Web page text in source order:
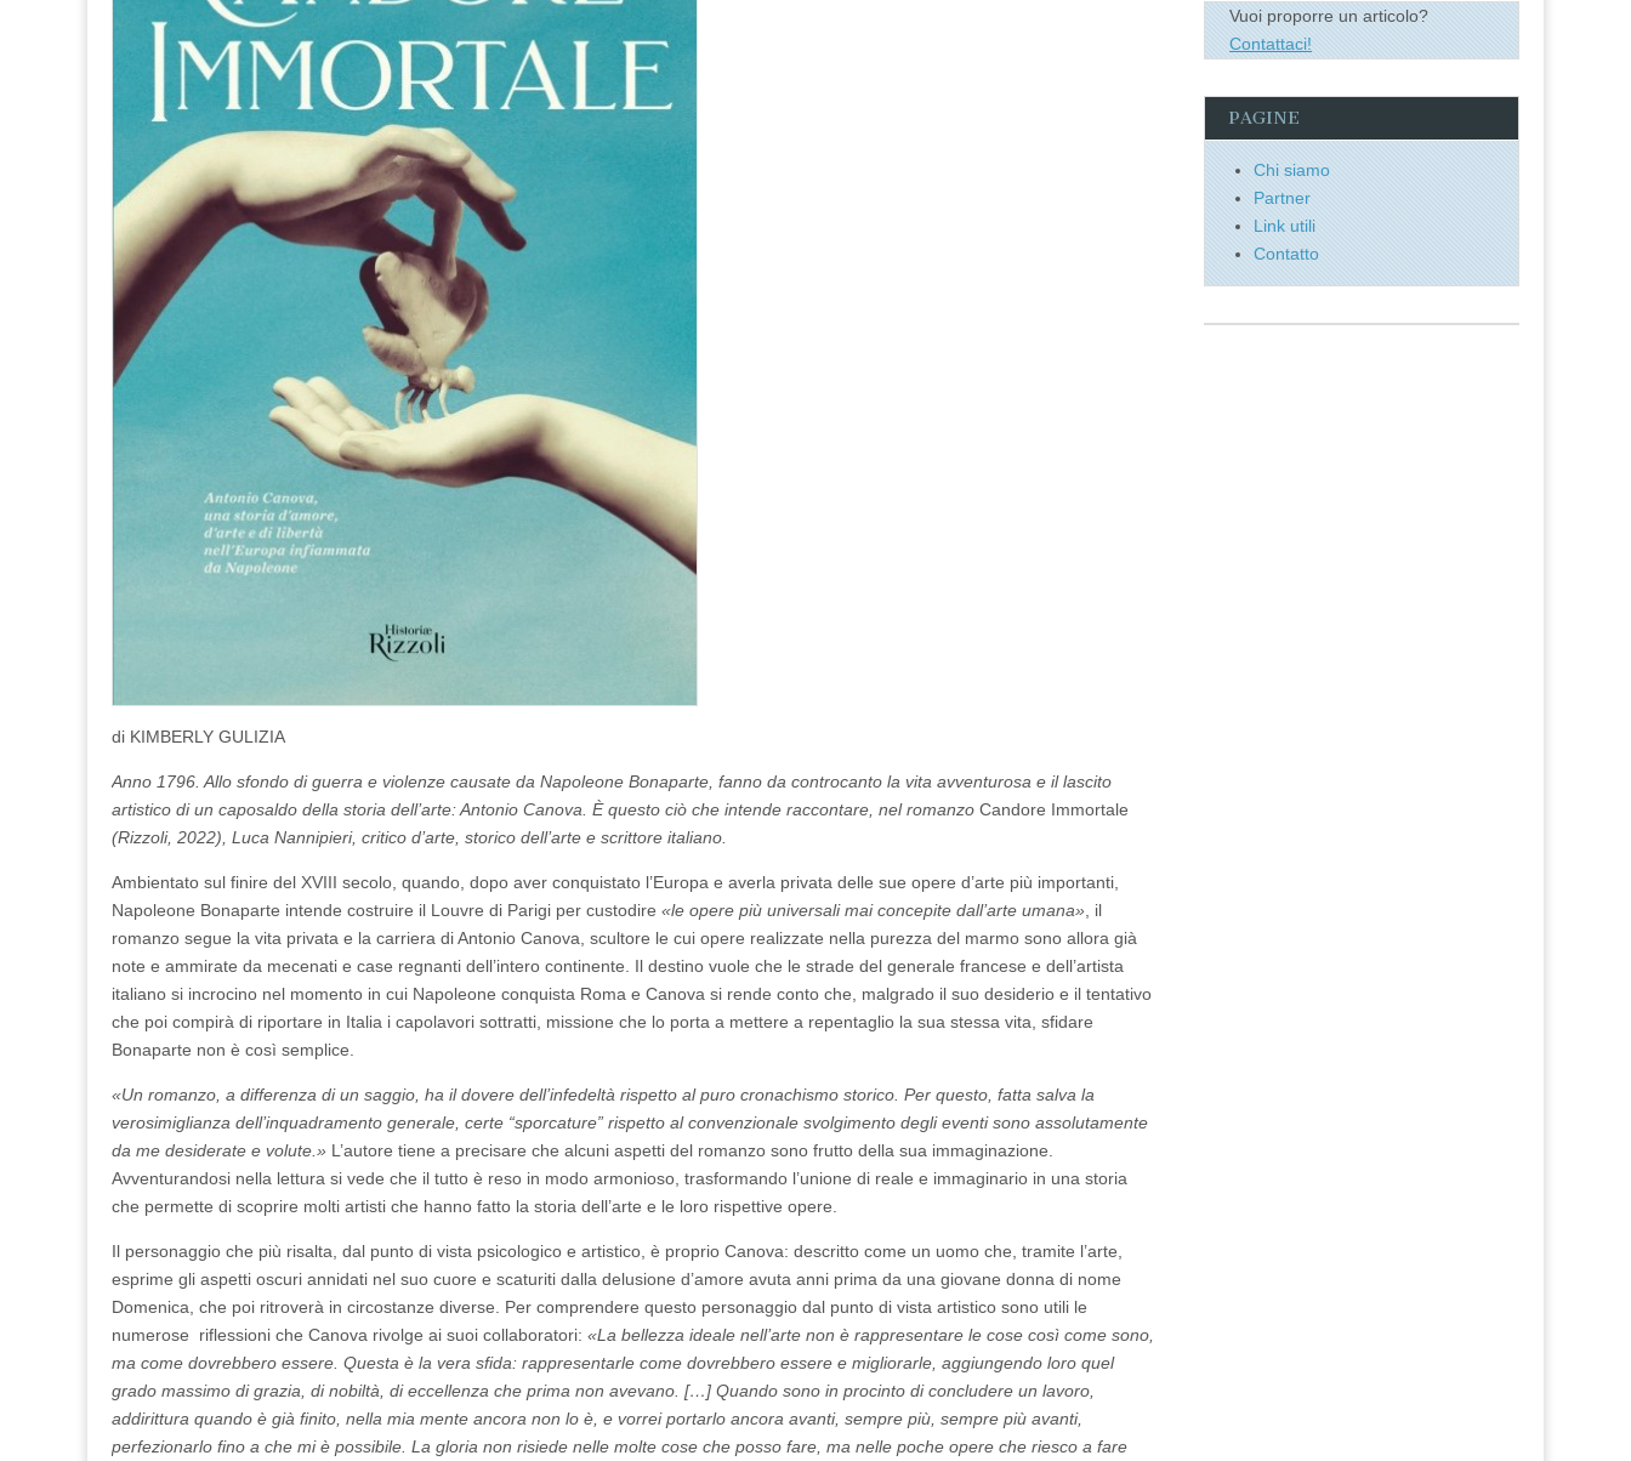
di KIMBERLY GULIZIA
Anno 1796. Allo sfondo di guerra e violenze causate da Napoleone Bonaparte, fanno da controcanto la vita avventurosa e il lascito
artistico di un caposaldo della storia dell’arte: Antonio Canova. È questo ciò che intende raccontare, nel romanzo Candore Immortale
(Rizzoli, 2022), Luca Nannipieri, critico d’arte, storico dell’arte e scrittore italiano.
Ambientato sul finire del XVIII secolo, quando, dopo aver conquistato l’Europa e averla privata delle sue opere d’arte più importanti,
Napoleone Bonaparte intende costruire il Louvre di Parigi per custodire «le opere più universali mai concepite dall’arte umana», il
romanzo segue la vita privata e la carriera di Antonio Canova, scultore le cui opere realizzate nella purezza del marmo sono allora già
note e ammirate da mecenati e case regnanti dell’intero continente. Il destino vuole che le strade del generale francese e dell’artista
italiano si incrocino nel momento in cui Napoleone conquista Roma e Canova si rende conto che, malgrado il suo desiderio e il tentativo
che poi compirà di riportare in Italia i capolavori sottratti, missione che lo porta a mettere a repentaglio la sua stessa vita, sfidare
Bonaparte non è così semplice.
«Un romanzo, a differenza di un saggio, ha il dovere dell’infedeltà rispetto al puro cronachismo storico. Per questo, fatta salva la
verosimiglianza dell’inquadramento generale, certe “sporcature” rispetto al convenzionale svolgimento degli eventi sono assolutamente
da me desiderate e volute.» L’autore tiene a precisare che alcuni aspetti del romanzo sono frutto della sua immaginazione.
Avventurandosi nella lettura si vede che il tutto è reso in modo armonioso, trasformando l’unione di reale e immaginario in una storia
che permette di scoprire molti artisti che hanno fatto la storia dell’arte e le loro rispettive opere.
Il personaggio che più risalta, dal punto di vista psicologico e artistico, è proprio Canova: descritto come un uomo che, tramite l’arte,
esprime gli aspetti oscuri annidati nel suo cuore e scaturiti dalla delusione d’amore avuta anni prima da una giovane donna di nome
Domenica, che poi ritroverà in circostanze diverse. Per comprendere questo personaggio dal punto di vista artistico sono utili le
numerose riflessioni che Canova rivolge ai suoi collaboratori: «La bellezza ideale nell’arte non è rappresentare le cose così come sono,
ma come dovrebbero essere. Questa è la vera sfida: rappresentarle come dovrebbero essere e migliorarle, aggiungendo loro quel
grado massimo di grazia, di nobiltà, di eccellenza che prima non avevano. […] Quando sono in procinto di concludere un lavoro,
addirittura quando è già finito, nella mia mente ancora non lo è, e vorrei portarlo ancora avanti, sempre più, sempre più avanti,
perfezionarlo fino a che mi è possibile. La gloria non risiede nelle molte cose che posso fare, ma nelle poche opere che riesco a fare
Vuoi proporre un articolo?
Contattaci!
PAGINE
Chi siamo
Partner
Link utili
Contatto